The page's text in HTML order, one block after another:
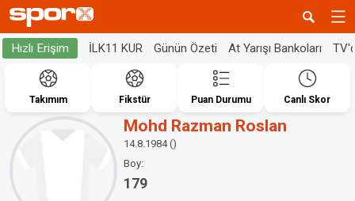
Hızlı Erişim İLK11 KUR Günün Özeti At Yarışı Bankoları
Takımım Fikstür Puan Durumu Canlı Skor
Mohd Razman Roslan
14.8.1984 ()
Boy:
179